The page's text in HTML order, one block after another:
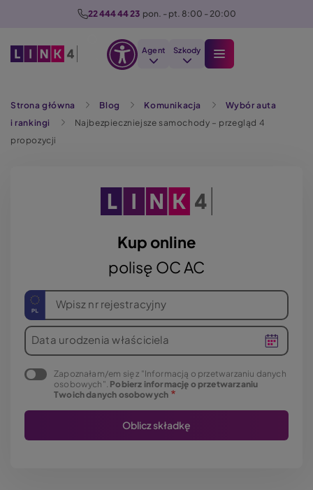
22 444 44 23 pon. - pt. 8:00 - 20:00
Agent Szkody
Strona główna Blog Komunikacja
Wybór auta
i rankingi
Najbezpieczniejsze samochody – przegląd 4
propozycji
Kup online
polisę OC AC
Wpisz nr rejestracyjny
Data urodzenia właściciela
Zapoznałam/em się z "Informacją o przetwarzaniu danych
osobowych". Pobierz informację o przetwarzaniu
Twoich danych osobowych